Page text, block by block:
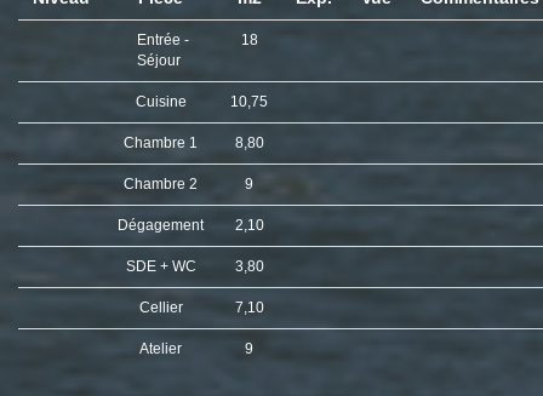
Entrée -
Séjour
18
Cuisine 10,75
Chambre 1 8,80
Chambre 2 9
Dégagement 2,10
SDE + WC 3,80
Cellier 7,10
Atelier 9